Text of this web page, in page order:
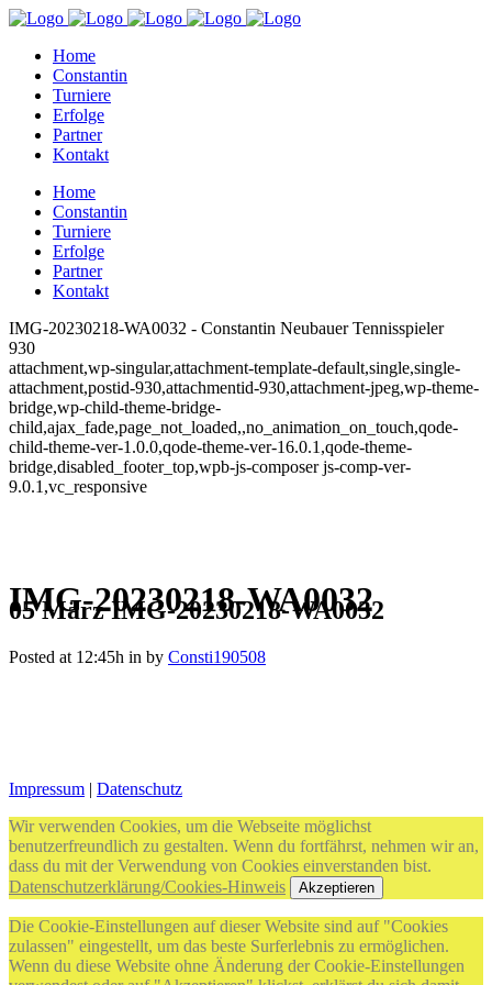
Home
Constantin
Turniere
Erfolge
Partner
Kontakt
Home
Constantin
Turniere
Erfolge
Partner
Kontakt
IMG-20230218-WA0032 - Constantin Neubauer Tennisspieler
930
attachment,wp-singular,attachment-template-default,single,single-
attachment,postid-930,attachmentid-930,attachment-jpeg,wp-theme-
bridge,wp-child-theme-bridge-
child,ajax_fade,page_not_loaded,,no_animation_on_touch,qode-
child-theme-ver-1.0.0,qode-theme-ver-16.0.1,qode-theme-
bridge,disabled_footer_top,wpb-js-composer js-comp-ver-
9.0.1,vc_responsive
IMG-20230218-WA0032
05 MärzIMG-20230218-WA0032
Posted at 12:45h in by Consti190508
Impressum | Datenschutz
Wir verwenden Cookies, um die Webseite möglichst
benutzerfreundlich zu gestalten. Wenn du fortfährst, nehmen wir an,
dass du mit der Verwendung von Cookies einverstanden bist.
Datenschutzerklärung/Cookies-Hinweis
Akzeptieren
Die Cookie-Einstellungen auf dieser Website sind auf "Cookies
zulassen" eingestellt, um das beste Surferlebnis zu ermöglichen.
Wenn du diese Website ohne Änderung der Cookie-Einstellungen